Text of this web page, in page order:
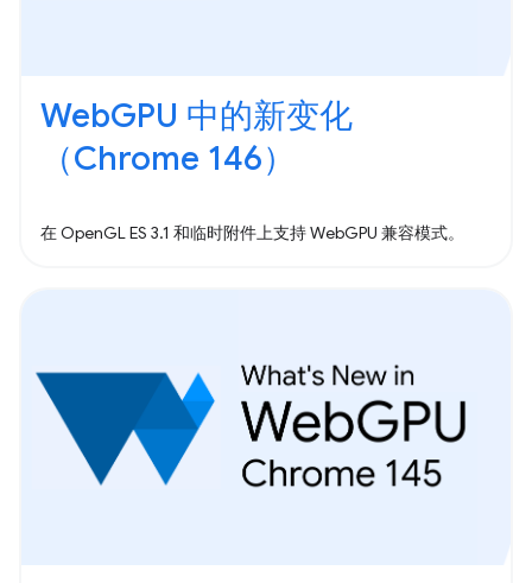
WebGPU 中的新变化
（Chrome 146）
在 OpenGL ES 3.1 和临时附件上支持 WebGPU 兼容模式。